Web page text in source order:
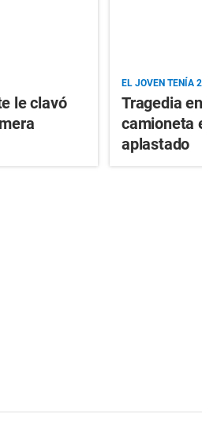
le clavó
EL JOVEN TENÍA
Tragedia
camioneta
aplastado